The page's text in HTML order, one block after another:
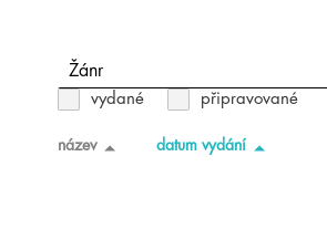
Žánr
vydané připravované
název datum vydání